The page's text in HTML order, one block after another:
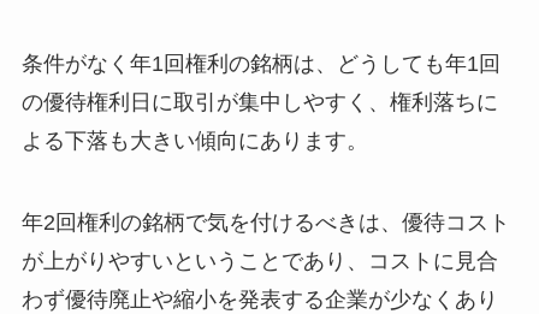
条件がなく年1回権利の銘柄は、どうしても年1回
の優待権利日に取引が集中しやすく、権利落ちに
よる下落も大きい傾向にあります。
年2回権利の銘柄で気を付けるべきは、優待コスト
が上がりやすいということであり、コストに見合
わず優待廃止や縮小を発表する企業が少なくあり